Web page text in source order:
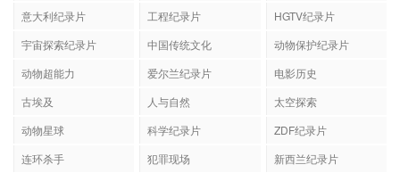
意大利纪录片
工程纪录片
HGTV纪录片
宇宙探索纪录片
中国传统文化
动物保护纪录片
动物超能力
爱尔兰纪录片
电影历史
古埃及
人与自然
太空探索
动物星球
科学纪录片
ZDF纪录片
连环杀手
犯罪现场
新西兰纪录片